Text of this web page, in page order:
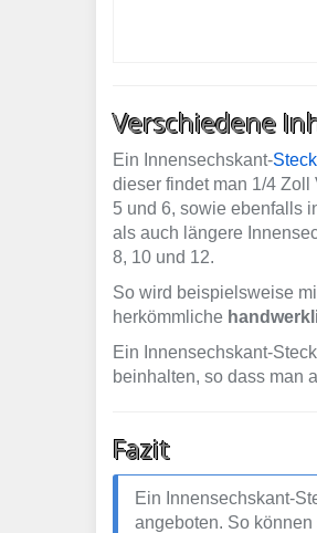
Verschiedene
Ein Innensechskant-
dieser findet man 1/4 Zoll
5 und 6, sowie ebenfalls
als auch längere
8, 10 und 12.
So wird beispielsweise
herkömmliche
Ein Innensechskant-
beinhalten, so dass man
Fazit
Ein Innensechskant-
angeboten. So